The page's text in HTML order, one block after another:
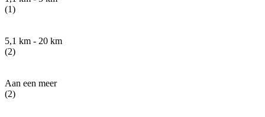
(1)
5,1 km - 20 km
(2)
Aan een meer
(2)